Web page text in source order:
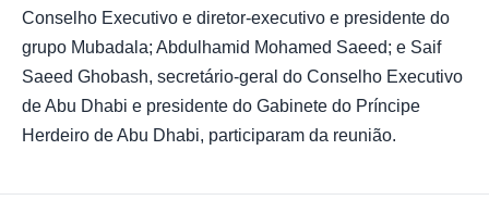
Conselho Executivo e diretor-executivo e presidente do
grupo Mubadala; Abdulhamid Mohamed Saeed; e Saif
Saeed Ghobash, secretário-geral do Conselho Executivo
de Abu Dhabi e presidente do Gabinete do Príncipe
Herdeiro de Abu Dhabi, participaram da reunião.